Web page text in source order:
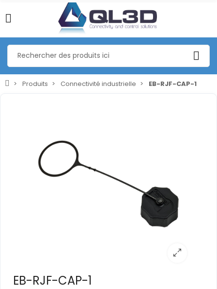
Produits Connectivité industrielle EB-RJF-CAP-1
EB-RJF-CAP-1